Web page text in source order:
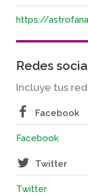
https://
Redes
Incluye tus
Facebook
Facebook
Twitter
Twitter